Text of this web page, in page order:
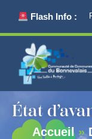
principalFlash Info :
État
Accueil»